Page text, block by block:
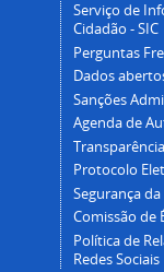
Serviço de
Cidadão - SIC
Perguntas
Dados
Sanções
Agenda de
Transparência
Protocolo
Segurança
Comissão de
Política de
Redes Sociais